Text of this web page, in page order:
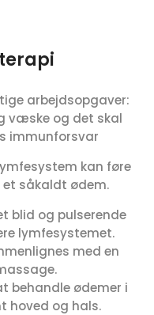
arbejdsopgaver:
væske og det skal
immunforsvar
kan føre
såkaldt ødem.
blid og pulserende
lymfesystemet.
med en
behandle ødemer i
hoved og hals.